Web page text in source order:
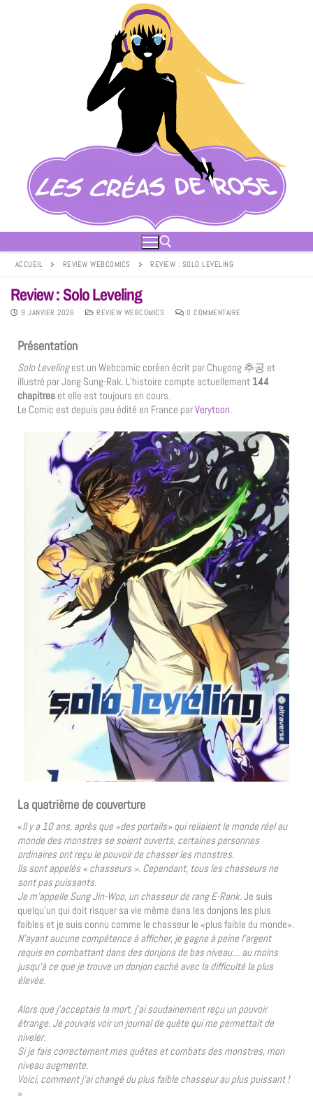
ACCUEIL REVIEW WEBCOMICS REVIEW : SOLO LEVELING
Review : Solo Leveling
9 JANVIER 2026 REVIEW WEBCOMICS 0 COMMENTAIRE
Présentation
Solo Levelingest un Webcomic coréen écrit par Chugong 추공 et
illustré par Jang Sung-Rak. L’histoire compte actuellement 144
chapitres et elle est toujours en cours.
Le Comic est depuis peu édité en France parVerytoon.
La quatrième de couverture
«Il y a 10 ans, après que «des portails» qui reliaient le monde réel au
monde des monstres se soient ouverts, certaines personnes
ordinaires ont reçu le pouvoir de chasser les monstres.
Ils sont appelés « chasseurs ». Cependant, tous les chasseurs ne
sont pas puissants.
Je m’appelle Sung Jin-Woo, un chasseur de rang E-Rank.Je suis
quelqu’un qui doit risquer sa vie même dans les donjons les plus
faibles et je suis connu comme le chasseur le «plus faible du monde».
N’ayant aucune compétence à afficher, je gagne à peine l’argent
requis en combattant dans des donjons de bas niveau… au moins
jusqu’à ce que je trouve un donjon caché avec la difficulté la plus
élevée.
Alors que j’acceptais la mort, j’ai soudainement reçu un pouvoir
étrange. Je pouvais voir un journal de quête qui me permettait de
niveler.
Si je fais correctement mes quêtes et combats des monstres, mon
niveau augmente.
Voici, comment j’ai changé du plus faible chasseur au plus puissant !
»